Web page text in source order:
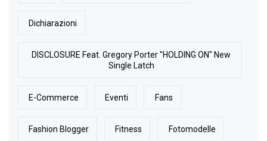
Dichiarazioni
DISCLOSURE Feat. Gregory Porter "HOLDING ON" New
Single Latch
E-Commerce Eventi Fans
Fashion Blogger Fitness Fotomodelle